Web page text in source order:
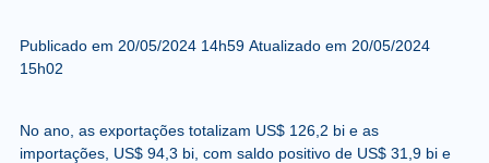
Publicado em 20/05/2024 14h59 Atualizado em 20/05/2024
15h02
No ano, as exportações totalizam US$ 126,2 bi e as
importações, US$ 94,3 bi, com saldo positivo de US$ 31,9 bi e